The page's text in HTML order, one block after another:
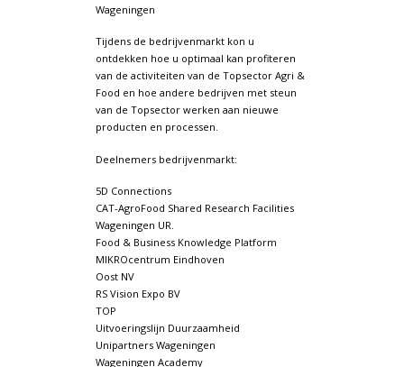
Wageningen
Tijdens de bedrijvenmarkt kon u
ontdekken hoe u optimaal kan profiteren
van de activiteiten van de Topsector Agri &
Food en hoe andere bedrijven met steun
van de Topsector werken aan nieuwe
producten en processen.
Deelnemers bedrijvenmarkt:
5D Connections
CAT-AgroFood Shared Research Facilities
Wageningen UR.
Food & Business Knowledge Platform
MIKROcentrum Eindhoven
Oost NV
RS Vision Expo BV
TOP
Uitvoeringslijn Duurzaamheid
Unipartners Wageningen
Wageningen Academy